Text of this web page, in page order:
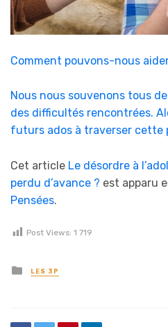
Comment pouvons-nous
Nous nous souvenons tous
des difficultés rencontrées.
futurs ados à traverser cette
Cet article Le désordre à
perdu d’avance ? est apparu
Pensées.
Post Views: 1 719
Posted in
LES 3P